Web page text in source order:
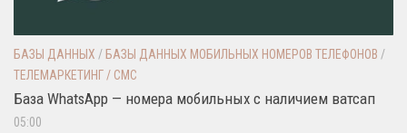
БАЗЫ ДАННЫХ / БАЗЫ ДАННЫХ МОБИЛЬНЫХ НОМЕРОВ ТЕЛЕФОНОВ /
ТЕЛЕМАРКЕТИНГ / СМС
База WhatsApp — номера мобильных с наличием ватсап
05:00